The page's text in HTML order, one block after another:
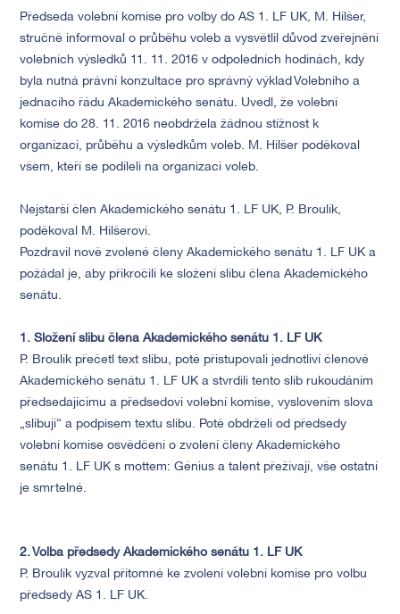
Předseda volební komise pro volby do AS 1. LF UK, M. Hilšer,
stručně informoval o průběhu voleb a vysvětlil důvod zveřejnění
volebních výsledků 11. 11. 2016 v odpoledních hodinách, kdy
byla nutná právní konzultace pro správný výklad Volebního a
jednacího řádu Akademického senátu. Uvedl, že volební
komise do 28. 11. 2016 neobdržela žádnou stížnost k
organizaci, průběhu a výsledkům voleb. M. Hilšer poděkoval
všem, kteří se podíleli na organizaci voleb.
Nejstarší člen Akademického senátu 1. LF UK, P. Broulík,
poděkoval M. Hilšerovi.
Pozdravil nově zvolené členy Akademického senátu 1. LF UK a
požádal je, aby přikročili ke složení slibu člena Akademického
senátu.
1. Složení slibu člena Akademického senátu 1. LF UK
P. Broulík přečetl text slibu, poté přistupovali jednotliví členové
Akademického senátu 1. LF UK a stvrdili tento slib rukoudáním
předsedajícímu a předsedovi volební komise, vyslovením slova
„slibuji“ a podpisem textu slibu. Poté obdrželi od předsedy
volební komise osvědčení o zvolení členy Akademického
senátu 1. LF UK s mottem: Génius a talent přežívají, vše ostatní
je smrtelné.
2. Volba předsedy Akademického senátu 1. LF UK
P. Broulík vyzval přítomné ke zvolení volební komise pro volbu
předsedy AS 1. LF UK.